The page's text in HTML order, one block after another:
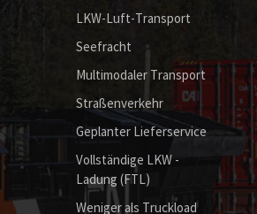
LKW-Luft-Transport
Seefracht
Multimodaler Transport
Straßenverkehr
Geplanter Lieferservice
Vollständige LKW -
Ladung (FTL)
Weniger als Truckload